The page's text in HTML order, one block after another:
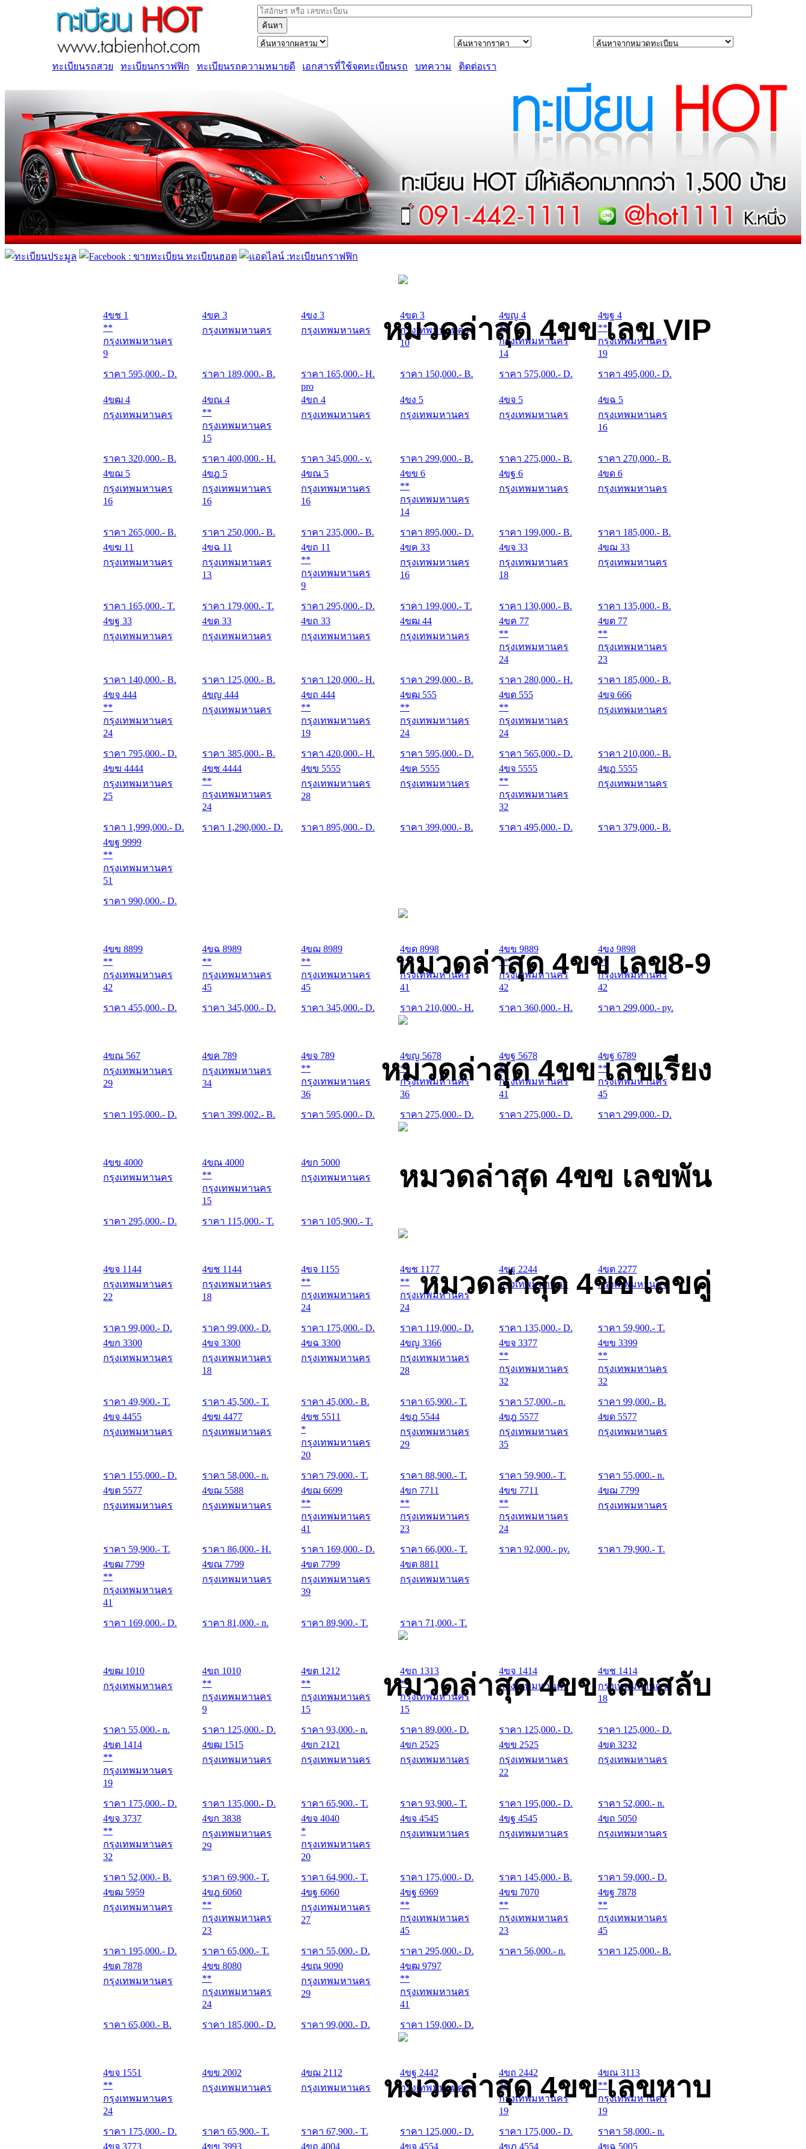
ค้นหา
ทะเบียนรถสวย ทะเบียนกราฟฟิก ทะเบียนรถความหมายดี เอกสารที่ใช้จดทะเบียนรถ บทความ ติดต่อเรา
หมวดล่าสุด 4ขข เลข VIP
4ขช 1
**
กรุงเทพมหานคร
9
ราคา 595,000.- D.
4ขค 3
กรุงเทพมหานคร
ราคา 189,000.- B.
4ขง 3
กรุงเทพมหานคร
ราคา 165,000.- H.
4ขด 3
กรุงเทพมหานคร
10
ราคา 150,000.- B.
4ขญ 4
**
กรุงเทพมหานคร
14
ราคา 575,000.- D.
4ขฐ 4
**
กรุงเทพมหานคร
19
ราคา 495,000.- D.
4ขฒ 4
กรุงเทพมหานคร
ราคา 320,000.- B.
4ขณ 4
**
กรุงเทพมหานคร
15
ราคา 400,000.- H.
pro
4ขถ 4
กรุงเทพมหานคร
ราคา 345,000.- v.
4ขง 5
กรุงเทพมหานคร
ราคา 299,000.- B.
4ขจ 5
กรุงเทพมหานคร
ราคา 275,000.- B.
4ขฉ 5
กรุงเทพมหานคร
16
ราคา 270,000.- B.
4ขฌ 5
กรุงเทพมหานคร
16
ราคา 265,000.- B.
4ขฎ 5
กรุงเทพมหานคร
16
ราคา 250,000.- B.
4ขณ 5
กรุงเทพมหานคร
16
ราคา 235,000.- B.
4ขข 6
**
กรุงเทพมหานคร
14
ราคา 895,000.- D.
4ขฐ 6
กรุงเทพมหานคร
ราคา 199,000.- B.
4ขด 6
กรุงเทพมหานคร
ราคา 185,000.- B.
4ขฆ 11
กรุงเทพมหานคร
ราคา 165,000.- T.
4ขฉ 11
กรุงเทพมหานคร
13
ราคา 179,000.- T.
4ขถ 11
**
กรุงเทพมหานคร
9
ราคา 295,000.- D.
4ขค 33
กรุงเทพมหานคร
16
ราคา 199,000.- T.
4ขจ 33
กรุงเทพมหานคร
18
ราคา 130,000.- B.
4ขฌ 33
กรุงเทพมหานคร
ราคา 135,000.- B.
4ขฐ 33
กรุงเทพมหานคร
ราคา 140,000.- B.
4ขด 33
กรุงเทพมหานคร
ราคา 125,000.- B.
4ขถ 33
กรุงเทพมหานคร
ราคา 120,000.- H.
4ขฒ 44
กรุงเทพมหานคร
ราคา 299,000.- B.
4ขค 77
**
กรุงเทพมหานคร
24
ราคา 280,000.- H.
4ขต 77
**
กรุงเทพมหานคร
23
ราคา 185,000.- B.
4ขจ 444
**
กรุงเทพมหานคร
24
ราคา 795,000.- D.
4ขญ 444
กรุงเทพมหานคร
ราคา 385,000.- B.
4ขถ 444
**
กรุงเทพมหานคร
19
ราคา 420,000.- H.
4ขฒ 555
**
กรุงเทพมหานคร
24
ราคา 595,000.- D.
4ขต 555
**
กรุงเทพมหานคร
24
ราคา 565,000.- D.
4ขจ 666
กรุงเทพมหานคร
ราคา 210,000.- B.
4ขฆ 4444
กรุงเทพมหานคร
25
ราคา 1,999,000.- D.
4ขช 4444
**
กรุงเทพมหานคร
24
ราคา 1,290,000.- D.
4ขข 5555
กรุงเทพมหานคร
28
ราคา 895,000.- D.
4ขค 5555
กรุงเทพมหานคร
ราคา 399,000.- B.
4ขจ 5555
**
กรุงเทพมหานคร
32
ราคา 495,000.- D.
4ขฎ 5555
กรุงเทพมหานคร
ราคา 379,000.- B.
4ขฐ 9999
**
กรุงเทพมหานคร
51
ราคา 990,000.- D.
หมวดล่าสุด 4ขข เลข8-9
4ขข 8899
**
กรุงเทพมหานคร
42
ราคา 455,000.- D.
4ขฉ 8989
**
กรุงเทพมหานคร
45
ราคา 345,000.- D.
4ขฌ 8989
**
กรุงเทพมหานคร
45
ราคา 345,000.- D.
4ขด 8998
**
กรุงเทพมหานคร
41
ราคา 210,000.- H.
4ขข 9889
**
กรุงเทพมหานคร
42
ราคา 360,000.- H.
4ขง 9898
**
กรุงเทพมหานคร
42
ราคา 299,000.- py.
หมวดล่าสุด 4ขข เลขเรียง
4ขณ 567
กรุงเทพมหานคร
29
ราคา 195,000.- D.
4ขค 789
กรุงเทพมหานคร
34
ราคา 399,002.- B.
4ขจ 789
**
กรุงเทพมหานคร
36
ราคา 595,000.- D.
4ขญ 5678
**
กรุงเทพมหานคร
36
ราคา 275,000.- D.
4ขฐ 5678
**
กรุงเทพมหานคร
41
ราคา 275,000.- D.
4ขฐ 6789
**
กรุงเทพมหานคร
45
ราคา 299,000.- D.
หมวดล่าสุด 4ขข เลขพัน
4ขข 4000
กรุงเทพมหานคร
ราคา 295,000.- D.
4ขณ 4000
**
กรุงเทพมหานคร
15
ราคา 115,000.- T.
4ขก 5000
กรุงเทพมหานคร
ราคา 105,900.- T.
หมวดล่าสุด 4ขข เลขคู่
4ขจ 1144
กรุงเทพมหานคร
22
ราคา 99,000.- D.
4ขช 1144
กรุงเทพมหานคร
18
ราคา 99,000.- D.
4ขจ 1155
**
กรุงเทพมหานคร
24
ราคา 175,000.- D.
4ขช 1177
**
กรุงเทพมหานคร
24
ราคา 119,000.- D.
4ขฐ 2244
กรุงเทพมหานคร
ราคา 135,000.- D.
4ขต 2277
กรุงเทพมหานคร
ราคา 59,900.- T.
4ขก 3300
กรุงเทพมหานคร
ราคา 49,900.- T.
4ขจ 3300
กรุงเทพมหานคร
18
ราคา 45,500.- T.
4ขฉ 3300
กรุงเทพมหานคร
ราคา 45,000.- B.
4ขญ 3366
กรุงเทพมหานคร
28
ราคา 65,900.- T.
4ขจ 3377
**
กรุงเทพมหานคร
32
ราคา 57,000.- n.
4ขข 3399
**
กรุงเทพมหานคร
32
ราคา 99,000.- B.
4ขจ 4455
กรุงเทพมหานคร
ราคา 155,000.- D.
4ขฆ 4477
กรุงเทพมหานคร
ราคา 58,000.- n.
4ขช 5511
*
กรุงเทพมหานคร
20
ราคา 79,000.- T.
4ขฎ 5544
กรุงเทพมหานคร
29
ราคา 88,900.- T.
4ขฎ 5577
กรุงเทพมหานคร
35
ราคา 59,900.- T.
4ขด 5577
กรุงเทพมหานคร
ราคา 55,000.- n.
4ขต 5577
กรุงเทพมหานคร
ราคา 59,900.- T.
4ขฌ 5588
กรุงเทพมหานคร
ราคา 86,000.- H.
4ขฌ 6699
**
กรุงเทพมหานคร
41
ราคา 169,000.- D.
4ขก 7711
**
กรุงเทพมหานคร
23
ราคา 66,000.- T.
4ขข 7711
**
กรุงเทพมหานคร
24
ราคา 92,000.- py.
4ขฌ 7799
กรุงเทพมหานคร
ราคา 79,900.- T.
4ขฒ 7799
**
กรุงเทพมหานคร
41
ราคา 169,000.- D.
4ขณ 7799
กรุงเทพมหานคร
ราคา 81,000.- n.
4ขด 7799
กรุงเทพมหานคร
39
ราคา 89,900.- T.
4ขต 8811
กรุงเทพมหานคร
ราคา 71,000.- T.
หมวดล่าสุด 4ขข เลขสลับ
4ขฒ 1010
กรุงเทพมหานคร
ราคา 55,000.- n.
4ขถ 1010
**
กรุงเทพมหานคร
9
ราคา 125,000.- D.
4ขต 1212
**
กรุงเทพมหานคร
15
ราคา 93,000.- n.
4ขถ 1313
**
กรุงเทพมหานคร
15
ราคา 89,000.- D.
4ขจ 1414
กรุงเทพมหานคร
ราคา 125,000.- D.
4ขช 1414
กรุงเทพมหานคร
18
ราคา 125,000.- D.
4ขต 1414
**
กรุงเทพมหานคร
19
ราคา 175,000.- D.
4ขฒ 1515
กรุงเทพมหานคร
ราคา 135,000.- D.
4ขก 2121
กรุงเทพมหานคร
ราคา 65,900.- T.
4ขก 2525
กรุงเทพมหานคร
ราคา 93,900.- T.
4ขข 2525
กรุงเทพมหานคร
22
ราคา 195,000.- D.
4ขด 3232
กรุงเทพมหานคร
ราคา 52,000.- n.
4ขจ 3737
**
กรุงเทพมหานคร
32
ราคา 52,000.- B.
4ขก 3838
กรุงเทพมหานคร
29
ราคา 69,900.- T.
4ขจ 4040
*
กรุงเทพมหานคร
20
ราคา 64,900.- T.
4ขจ 4545
กรุงเทพมหานคร
ราคา 175,000.- D.
4ขฐ 4545
กรุงเทพมหานคร
ราคา 145,000.- B.
4ขถ 5050
กรุงเทพมหานคร
ราคา 59,000.- D.
4ขฒ 5959
กรุงเทพมหานคร
ราคา 195,000.- D.
4ขฎ 6060
**
กรุงเทพมหานคร
23
ราคา 65,000.- T.
4ขฐ 6060
กรุงเทพมหานคร
27
ราคา 55,000.- D.
4ขฐ 6969
**
กรุงเทพมหานคร
45
ราคา 295,000.- D.
4ขฆ 7070
**
กรุงเทพมหานคร
23
ราคา 56,000.- n.
4ขฐ 7878
**
กรุงเทพมหานคร
45
ราคา 125,000.- B.
4ขด 7878
กรุงเทพมหานคร
ราคา 65,000.- B.
4ขข 8080
**
กรุงเทพมหานคร
24
ราคา 185,000.- D.
4ขณ 9090
กรุงเทพมหานคร
29
ราคา 99,000.- D.
4ขฒ 9797
**
กรุงเทพมหานคร
41
ราคา 159,000.- D.
หมวดล่าสุด 4ขข เลขหาบ
4ขจ 1551
**
กรุงเทพมหานคร
24
ราคา 175,000.- D.
4ขข 2002
กรุงเทพมหานคร
ราคา 65,900.- T.
4ขฌ 2112
กรุงเทพมหานคร
ราคา 67,900.- T.
4ขฐ 2442
กรุงเทพมหานคร
ราคา 125,000.- D.
4ขถ 2442
**
กรุงเทพมหานคร
19
ราคา 175,000.- D.
4ขณ 3113
**
กรุงเทพมหานคร
19
ราคา 58,000.- n.
4ขจ 3773
4ขข 3993 4ขถ 4004 4ขจ 4554 4ขฎ 4554 4ขฉ 5005